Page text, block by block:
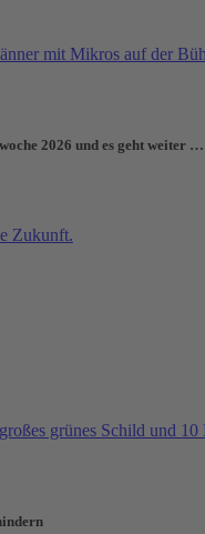
2026 und es geht weiter …